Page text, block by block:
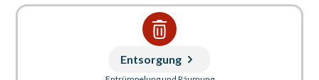
Entsorgung